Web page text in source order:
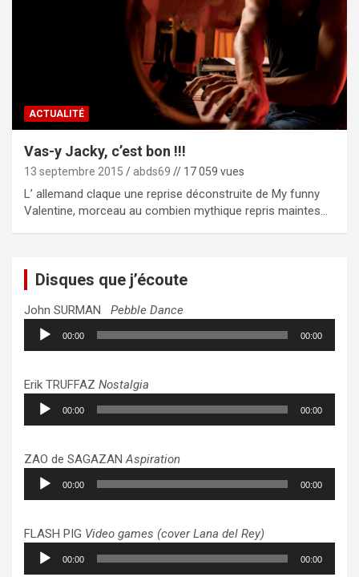
ACTUALITÉ
Vas-y Jacky, c’est bon !!!
13 septembre 2015 abds69 // 17 059 vues
L’ allemand claque une reprise déconstruite de My funny
Valentine, morceau au combien mythique repris maintes…
Disques que j’écoute
John SURMAN Pebble Dance
Lecteur
audio
00:00 00:00
Erik TRUFFAZ Nostalgia
Lecteur
audio
00:00 00:00
ZAO de SAGAZANAspiration
Lecteur
audio
00:00 00:00
FLASH PIG Video games (cover Lana del Rey)
Lecteur
audio
00:00 00:00